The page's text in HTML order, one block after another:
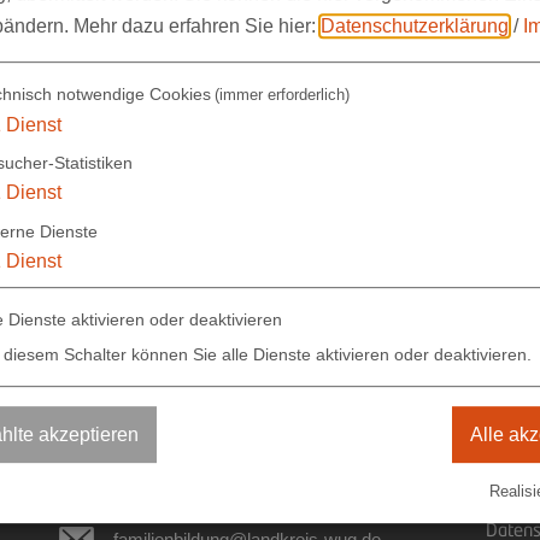
nicht möglich sein, so wenden Sie sich
kommt für Sie die Aufnahme eines
berät Sie gerne, Tel.: 09141/902 431.
Mehr dazu erfahren Sie hier: Datenschutzerklärung /
notwendige Cookies (immer erforderlich)
Dienst
Statistiken
Dienst
Dienste
Dienst
Dienste aktivieren oder deaktivieren
diesem Schalter können Sie alle Dienste aktivieren oder deaktivieren.
akzeptieren Alle